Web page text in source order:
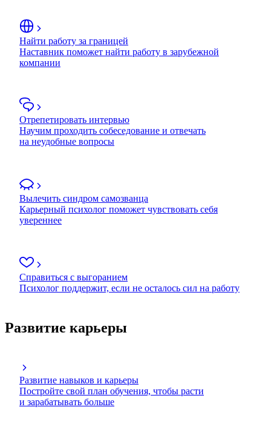
Найти работу за границей
Наставник поможет найти работу в зарубежной
компании
Отрепетировать интервью
Научим проходить собеседование и отвечать
на неудобные вопросы
Вылечить синдром самозванца
Карьерный психолог поможет чувствовать себя
увереннее
Справиться с выгоранием
Психолог поддержит, если не осталось сил на работу
Развитие карьеры
Развитие навыков и карьеры
Постройте свой план обучения, чтобы расти
и зарабатывать больше